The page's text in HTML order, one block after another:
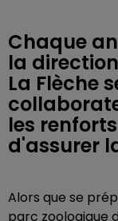
Chaque
la
La Flèche
les
d'assurer
Alors que se
parc zoologique